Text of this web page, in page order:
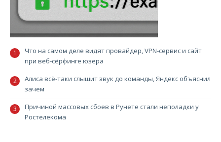
Что на самом деле видят провайдер, VPN-сервис и сайт
при веб-сёрфинге юзера
Алиса всё-таки слышит звук до команды, Яндекс объяснил
зачем
Причиной массовых сбоев в Рунете стали неполадки у
Ростелекома